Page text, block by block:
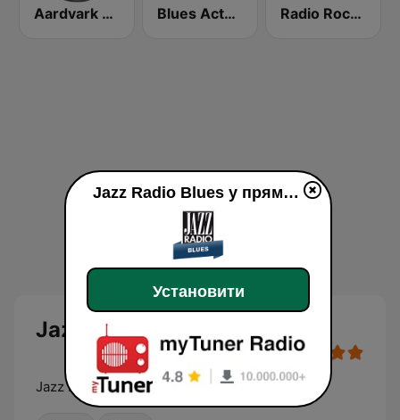
Aardvark Blues FM Blues Actu Radio Radio Rock & Blues
Jazz Radio Blues
Jazz Radio, La radio de tous les jazz
Jazz Radio Blues у прямому ефір
Установити